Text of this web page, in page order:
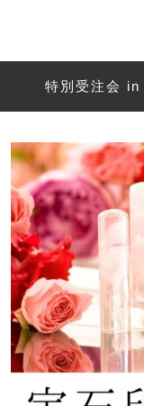
特別受注会 in